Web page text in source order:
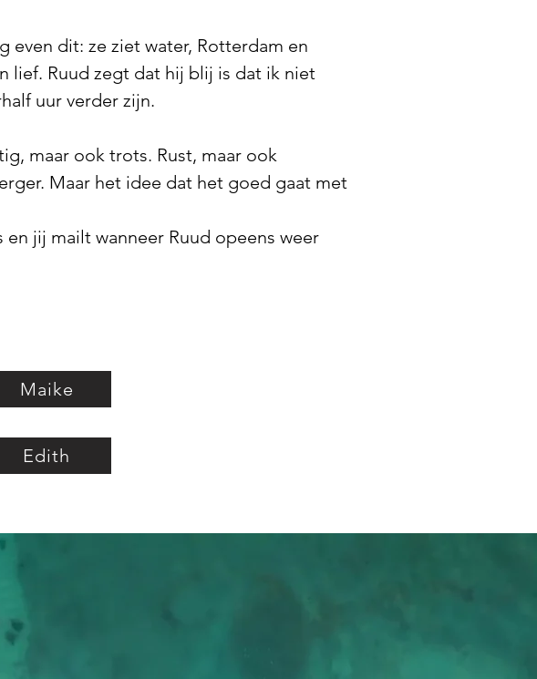
even dit: ze ziet water, Rotterdam en
lief. Ruud zegt dat hij blij is dat ik niet
uur verder zijn.
maar ook trots. Rust, maar ook
Maar het idee dat het goed gaat met
jij mailt wanneer Ruud opeens weer
Maike
Edith